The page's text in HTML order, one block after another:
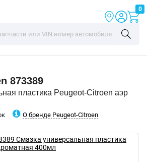
0
873389
пластика Peugeot-Citroen аэр
О бренде Peugeot-Citroen